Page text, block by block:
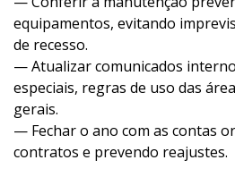
equipamentos, evitando
de recesso.
— Atualizar comunicados
especiais, regras de uso das
gerais.
— Fechar o ano com as contas
contratos e prevendo reajustes.